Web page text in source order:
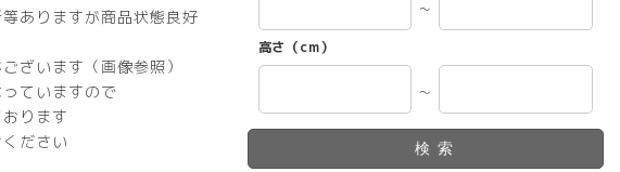
ありますが商品状態良好
ざいます（画像参照）
ていますので
ります
ださい
～
高さ（cm）
～
検索